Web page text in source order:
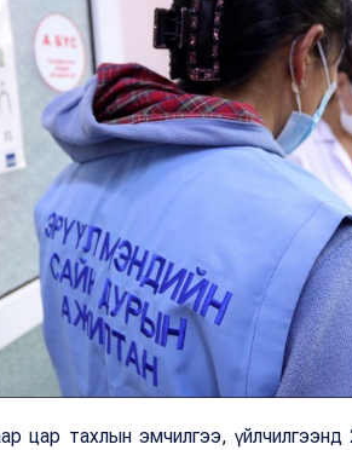
цар тахлын эмчилгээ,